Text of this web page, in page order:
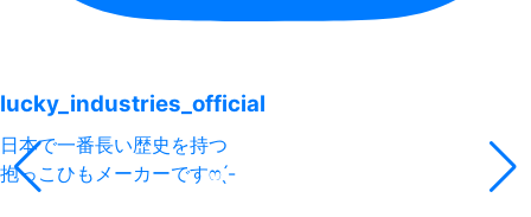
lucky_industries_official
日本で一番長い歴史を持つ
抱っこひもメーカーですෆ ̖́-